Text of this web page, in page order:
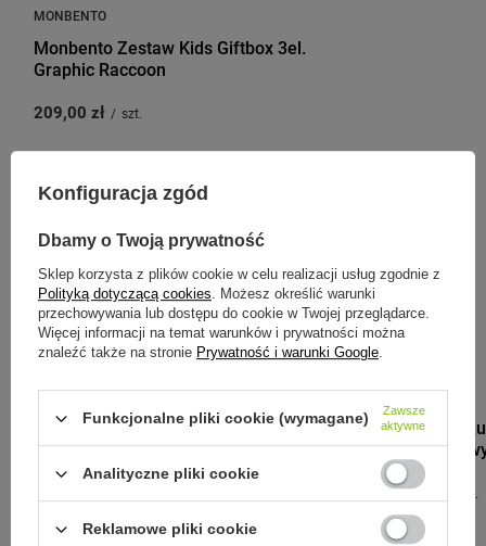
MONBENTO
Monbento Zestaw Kids Giftbox 3el.
Graphic Raccoon
209,00 zł / szt.
Zobacz inne produkty tego
producenta
BLACK+BLUM
Black+Blum
195,00 zł
Konfiguracja zgód
Dbamy o Twoją prywatność
Sklep korzysta z plików cookie w celu realizacji usług zgodnie z
Polityką dotyczącą cookies. Możesz określić warunki
przechowywania lub dostępu do cookie w Twojej przeglądarce.
Więcej informacji na temat warunków i prywatności można
znaleźć także na stronie Prywatność i warunki Google.
Funkcjonalne pliki cookie (wymagane)
Zawsze
aktywne
Analityczne pliki cookie
Reklamowe pliki cookie